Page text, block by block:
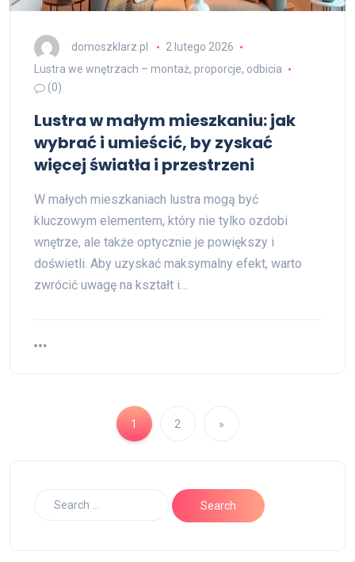
domoszklarz.pl
2 lutego 2026
Lustra we wnętrzach – montaż, proporcje, odbicia
(0)
Lustra w małym mieszkaniu: jak
wybrać i umieścić, by zyskać
więcej światła i przestrzeni
W małych mieszkaniach lustra mogą być
kluczowym elementem, który nie tylko ozdobi
wnętrze, ale także optycznie je powiększy i
doświetli. Aby uzyskać maksymalny efekt, warto
zwrócić uwagę na kształt i…
1 2 »